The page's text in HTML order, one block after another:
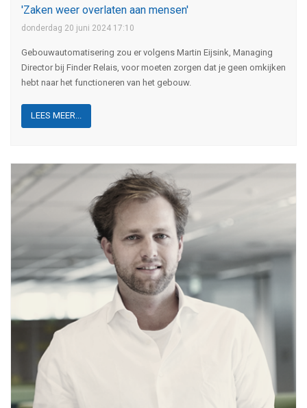
'Zaken weer overlaten aan mensen'
donderdag 20 juni 2024 17:10
Gebouwautomatisering zou er volgens Martin Eijsink, Managing
Director bij Finder Relais, voor moeten zorgen dat je geen omkijken
hebt naar het functioneren van het gebouw.
LEES MEER...